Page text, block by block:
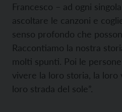
Francesco – ad ogni
ascoltare le canzoni e
senso profondo che
Raccontiamo la nostra
molti spunti. Poi le
vivere la loro storia, la
loro strada del sole”.